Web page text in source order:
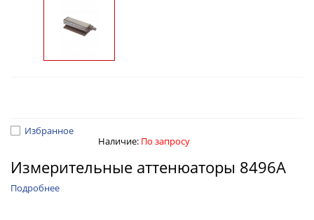
Избранное
Наличие: По запросу
Измерительные аттенюаторы 8496A
Подробнее